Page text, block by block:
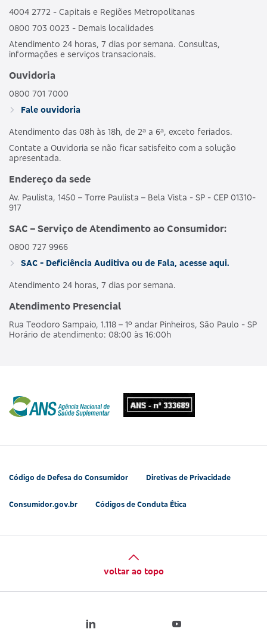
4004 2772 - Capitais e Regiões Metropolitanas
0800 703 0023 - Demais localidades
Atendimento 24 horas, 7 dias por semana. Consultas,
informações e serviços transacionais.
Ouvidoria
0800 701 7000
Fale ouvidoria
Atendimento das 08h às 18h, de 2ª a 6ª, exceto feriados.
Contate a Ouvidoria se não ficar satisfeito com a solução
apresentada.
Endereço da sede
Av. Paulista, 1450 – Torre Paulista – Bela Vista - SP - CEP 01310-
917
SAC – Serviço de Atendimento ao Consumidor:
0800 727 9966
SAC - Deficiência Auditiva ou de Fala, acesse aqui.
Atendimento 24 horas, 7 dias por semana.
Atendimento Presencial
Rua Teodoro Sampaio, 1.118 – 1º andar Pinheiros, São Paulo - SP
Horário de atendimento: 08:00 às 16:00h
Código de Defesa do Consumidor Diretivas de Privacidade
Consumidor.gov.br Códigos de Conduta Ética
voltar ao topo